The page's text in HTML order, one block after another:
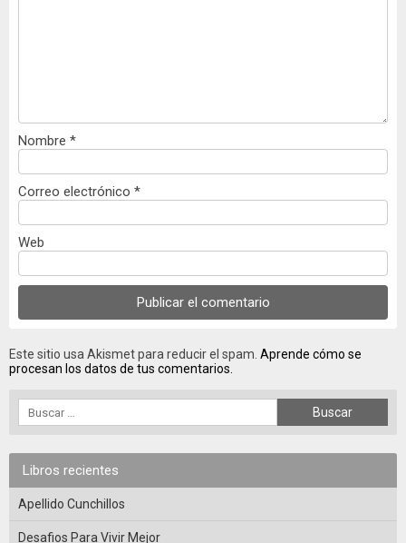
Nombre *
Correo electrónico *
Web
Este sitio usa Akismet para reducir el spam. Aprende cómo se
procesan los datos de tus comentarios.
Libros recientes
Apellido Cunchillos
Desafios Para Vivir Mejor